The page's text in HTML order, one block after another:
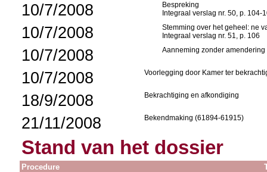
10/7/2008
Bespreking
Integraal verslag nr. 50, p. 104-
10/7/2008
Stemming over het geheel: ne
Integraal verslag nr. 51, p. 106
10/7/2008 Aanneming zonder amendering
10/7/2008 Voorlegging door Kamer ter
18/9/2008 Bekrachtiging en afkondiging
21/11/2008 Bekendmaking (61894-61915)
Stand van het dossier
Procedure